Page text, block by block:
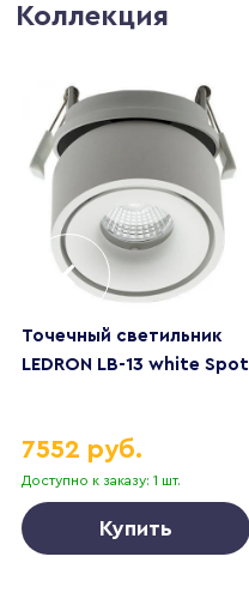
Коллекция
Точечный светильник
LEDRON LB-13 white Spot
Доступно к заказу: 1 шт.
7552 руб.
Купить